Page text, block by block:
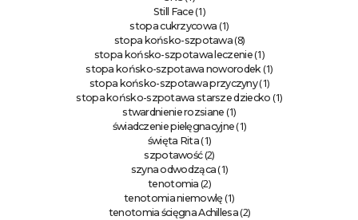
Still Face(1)
stopa cukrzycowa (1)
stopa końsko-szpotawa (8)
stopa końsko-szpotawa leczenie(1)
stopa końsko-szpotawa noworodek(1)
stopa końsko-szpotawa przyczyny(1)
stopa końsko-szpotawa starsze dziecko (1)
stwardnienie rozsiane (1)
świadczenie pielęgnacyjne (1)
święta Rita (1)
szpotawość(2)
szyna odwodząca (1)
tenotomia (2)
tenotomia niemowlę(1)
tenotomia ścięgna Achillesa(2)